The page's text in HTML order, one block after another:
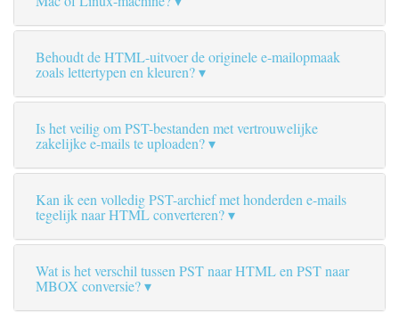
Behoudt de HTML-uitvoer de originele e-mailopmaak
zoals lettertypen en kleuren?
Is het veilig om PST-bestanden met vertrouwelijke
zakelijke e-mails te uploaden?
Kan ik een volledig PST-archief met honderden e-mails
tegelijk naar HTML converteren?
Wat is het verschil tussen PST naar HTML en PST naar
MBOX conversie?